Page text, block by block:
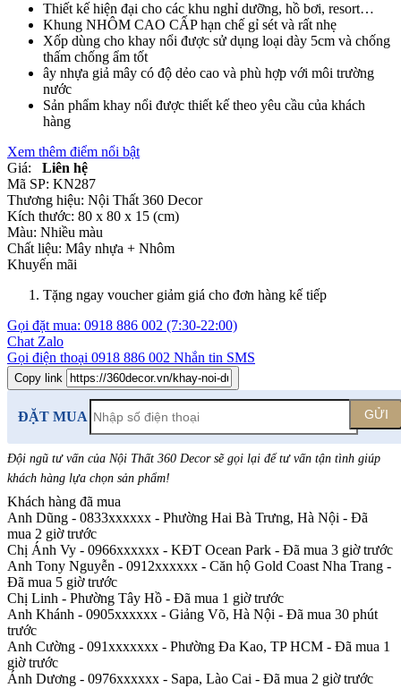
Thiết kế hiện đại cho các khu nghỉ dưỡng, hồ bơi, resort…
Khung NHÔM CAO CẤP hạn chế gỉ sét và rất nhẹ
Xốp dùng cho khay nổi được sử dụng loại dày 5cm và chống
thấm chống ẩm tốt
ây nhựa giả mây có độ dẻo cao và phù hợp với môi trường
nước
Sản phẩm khay nổi được thiết kế theo yêu cầu của khách
hàng
Xem thêm điểm nổi bật
Giá:
Liên hệ
Mã SP: KN287
Thương hiệu: Nội Thất 360 Decor
Kích thước: 80 x 80 x 15 (cm)
Màu: Nhiều màu
Chất liệu: Mây nhựa + Nhôm
Khuyến mãi
Tặng ngay voucher giảm giá cho đơn hàng kế tiếp
Gọi đặt mua: 0918 886 002 (7:30-22:00)
Chat Zalo
Gọi điện thoại 0918 886 002 Nhắn tin SMS
Copy link
ĐẶT MUA GỬI
Đội ngũ tư vấn của Nội Thất 360 Decor sẽ gọi lại để tư vấn tận tình giúp
khách hàng lựa chọn sản phẩm!
Khách hàng đã mua
Anh Dũng - 0833xxxxxx - Phường Hai Bà Trưng, Hà Nội - Đã
mua 2 giờ trước
Chị Ánh Vy - 0966xxxxxx - KĐT Ocean Park - Đã mua 3 giờ trước
Anh Tony Nguyễn - 0912xxxxxx - Căn hộ Gold Coast Nha Trang -
Đã mua 5 giờ trước
Chị Linh - Phường Tây Hồ - Đã mua 1 giờ trước
Anh Khánh - 0905xxxxxx - Giảng Võ, Hà Nội - Đã mua 30 phút
trước
Anh Cường - 091xxxxxxx - Phường Đa Kao, TP HCM - Đã mua 1
giờ trước
Ánh Dương - 0976xxxxxx - Sapa, Lào Cai - Đã mua 2 giờ trước